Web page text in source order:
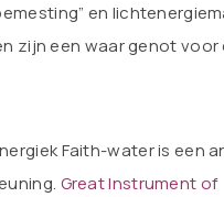
en
zijn een waar genot voor
Faith-water is een
Great Instrument of